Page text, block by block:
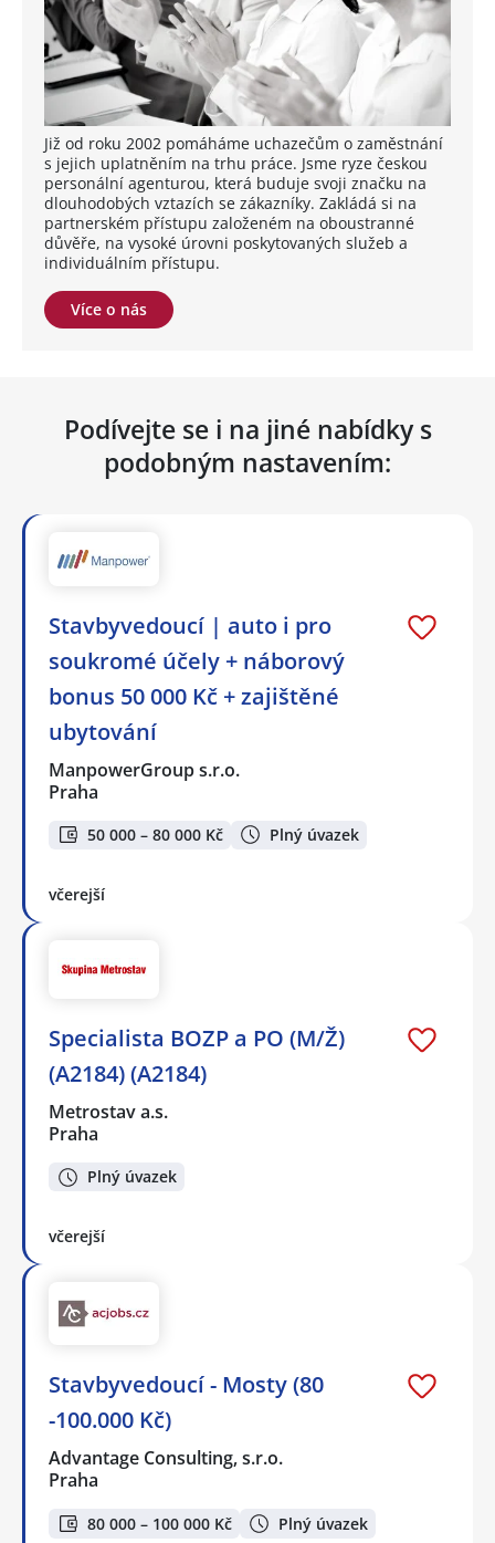
Již od roku 2002 pomáháme uchazečům o zaměstnání
s jejich uplatněním na trhu práce. Jsme ryze českou
personální agenturou, která buduje svoji značku na
dlouhodobých vztazích se zákazníky. Zakládá si na
partnerském přístupu založeném na oboustranné
důvěře, na vysoké úrovni poskytovaných služeb a
individuálním přístupu.
Více o nás
Podívejte se i na jiné nabídky s
podobným nastavením:
Stavbyvedoucí | auto i pro
soukromé účely + náborový
bonus 50 000 Kč + zajištěné
ubytování
ManpowerGroup s.r.o.
Praha
50 000 – 80 000 Kč Plný úvazek
včerejší
Specialista BOZP a PO (M/Ž)
(A2184) (A2184)
Metrostav a.s.
Praha
Plný úvazek
včerejší
Stavbyvedoucí - Mosty (80
-100.000 Kč)
Advantage Consulting, s.r.o.
Praha
80 000 – 100 000 Kč Plný úvazek